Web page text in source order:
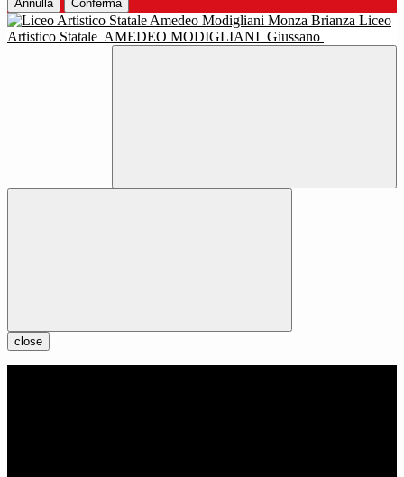
Annulla Conferma
Liceo
Artistico Statale AMEDEO MODIGLIANI Giussano
close